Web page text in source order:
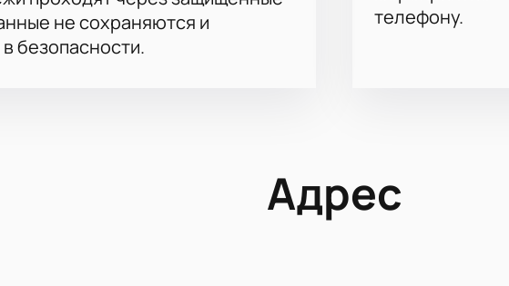
не сохраняются и
безопасности.
телефону.
Адрес